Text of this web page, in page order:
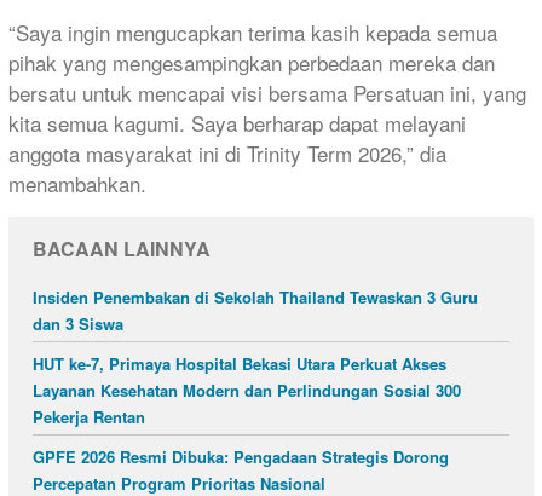
“Saya ingin mengucapkan terima kasih kepada semua
pihak yang mengesampingkan perbedaan mereka dan
bersatu untuk mencapai visi bersama Persatuan ini, yang
kita semua kagumi. Saya berharap dapat melayani
anggota masyarakat ini di Trinity Term 2026,” dia
menambahkan.
BACAAN LAINNYA
Insiden Penembakan di Sekolah Thailand Tewaskan 3 Guru
dan 3 Siswa
HUT ke-7, Primaya Hospital Bekasi Utara Perkuat Akses
Layanan Kesehatan Modern dan Perlindungan Sosial 300
Pekerja Rentan
GPFE 2026 Resmi Dibuka: Pengadaan Strategis Dorong
Percepatan Program Prioritas Nasional